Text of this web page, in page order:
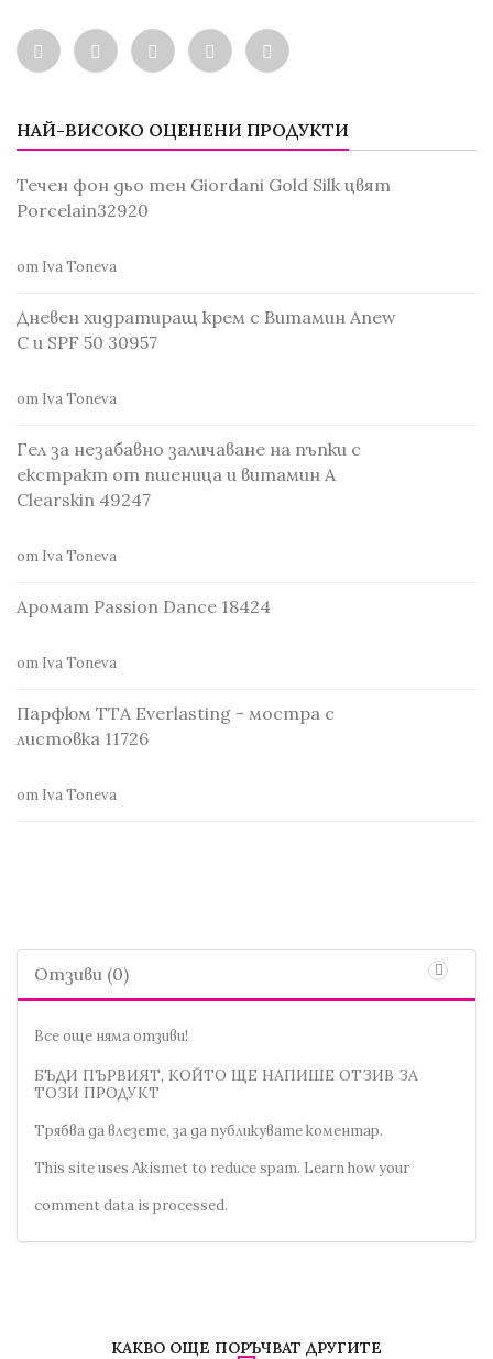
НАЙ-ВИСОКО ОЦЕНЕНИ ПРОДУКТИ
Течен фон дьо тен Giordani Gold Silk цвят
Porcelain32920
от Iva Toneva
Дневен хидратиращ крем с Витамин Anew
С и SPF 50 30957
от Iva Toneva
Гел за незабавно заличаване на пъпки с
екстракт от пшеница и витамин А
Clearskin 49247
от Iva Toneva
Аромат Passion Dance 18424
от Iva Toneva
Парфюм TTA Everlasting - мостра с
листовка 11726
от Iva Toneva
Отзиви (0)
Все още няма отзиви!
БЪДИ ПЪРВИЯТ, КОЙТО ЩЕ НАПИШЕ ОТЗИВ ЗА
ТОЗИ ПРОДУКТ
Трябва давлезете, за да публикувате коментар.
This site uses Akismet to reduce spam. Learn how your
comment data is processed.
КАКВО ОЩЕ ПОРЪЧВАТ ДРУГИТЕ